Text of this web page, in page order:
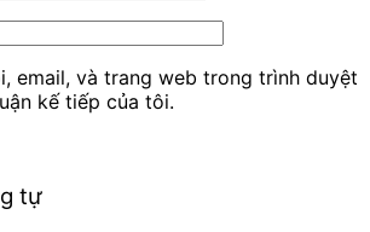
email, và trang web trong trình duyệt
kế tiếp của tôi.
tự